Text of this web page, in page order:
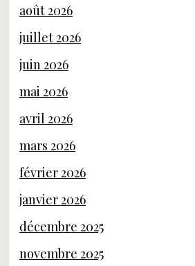
août 2026
juillet 2026
juin 2026
mai 2026
avril 2026
mars 2026
février 2026
janvier 2026
décembre 2025
novembre 2025